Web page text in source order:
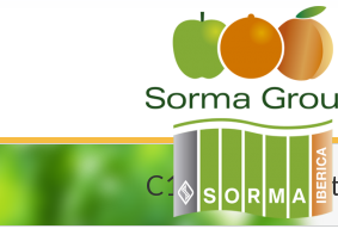
C1319_160-